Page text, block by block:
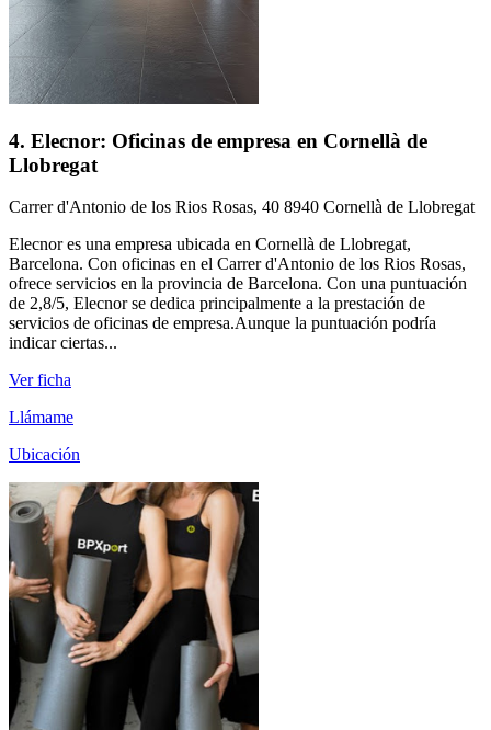
4. Elecnor: Oficinas de empresa en Cornellà de
Llobregat
Carrer d'Antonio de los Rios Rosas, 40 8940 Cornellà de Llobregat
Elecnor es una empresa ubicada en Cornellà de Llobregat,
Barcelona. Con oficinas en el Carrer d'Antonio de los Rios Rosas,
ofrece servicios en la provincia de Barcelona. Con una puntuación
de 2,8/5, Elecnor se dedica principalmente a la prestación de
servicios de oficinas de empresa.Aunque la puntuación podría
indicar ciertas...
Ver ficha
Llámame
Ubicación